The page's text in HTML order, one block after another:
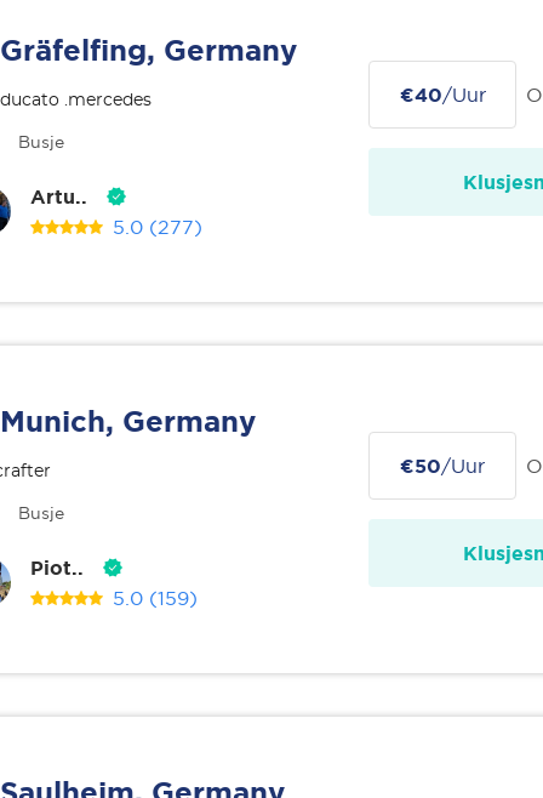
Gräfelfing, Germany
.mercedes
Busje
Artu..
5.0 (277)
€40/Uur
Munich, Germany
Busje
Piot..
5.0 (159)
€50/Uur